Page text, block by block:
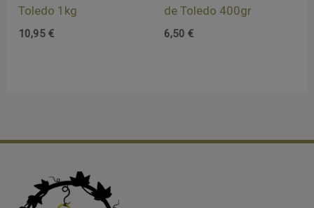
Toledo 1kg
10,95€
de Toledo 400gr
6,50 €